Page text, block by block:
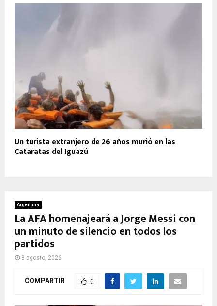
Un turista extranjero de 26 años murió en las
Cataratas del Iguazú
Argentina
La AFA homenajeará a Jorge Messi con
un minuto de silencio en todos los
partidos
8 agosto, 2026
COMPARTIR 0